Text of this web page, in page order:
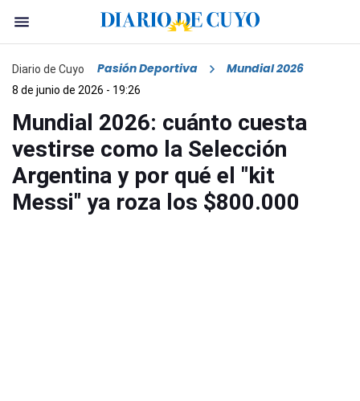
Diario de Cuyo Pasión Deportiva Mundial 2026
8 de junio de 2026 - 19:26
Mundial 2026: cuánto cuesta
vestirse como la Selección
Argentina y por qué el "kit
Messi" ya roza los $800.000